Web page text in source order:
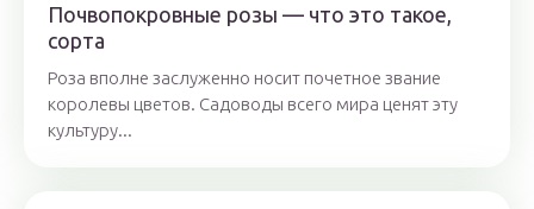
Почвопокровные розы — что это такое,
сорта
Роза вполне заслуженно носит почетное звание
королевы цветов. Садоводы всего мира ценят эту
культуру...